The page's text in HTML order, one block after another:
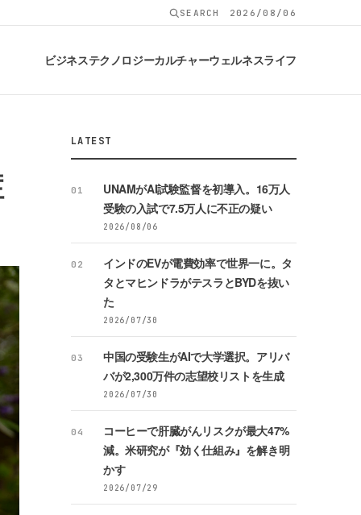
SEARCH 2026/08/06
ビジネステクノロジーカルチャーウェルネスライフ
LATEST
01
UNAMがAI試験監督を初導入。16万人
受験の入試で7.5万人に不正の疑い
2026/08/06
02
インドのEVが電費効率で世界一に。タ
タとマヒンドラがテスラとBYDを抜い
た
2026/07/30
03
中国の受験生がAIで大学選択。アリバ
バが2,300万件の志望校リストを生成
2026/07/30
04
コーヒーで肝臓がんリスクが最大47%
減。米研究が『効く仕組み』を解き明
かす
2026/07/29